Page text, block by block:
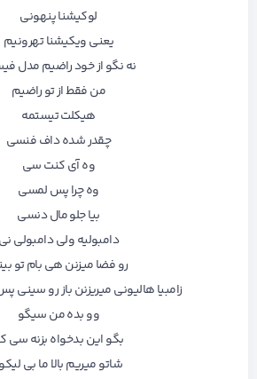
لوکیشنا پنهونی
یعنی ویکیشنا تهرونیم
نه نگو از خود راضیم مدل
من فقط از تو راضیم
هیکلت تیستمه
چقدر شده داف فنسی
وه آی کنت سی
وه چرا پس لمسی
بیا جلو مال دنسی
دامبولیه ولی دامبولی نی
رو فضا میزنن هی بام تو
زامبیا هالیونی میریزنن باز رو سینی
وو بده من سیگو
بگو این بدخواه بزنه سی
شاتو میریم بالا ما بی